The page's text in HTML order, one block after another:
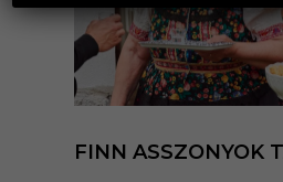
FINN ASSZONYOK